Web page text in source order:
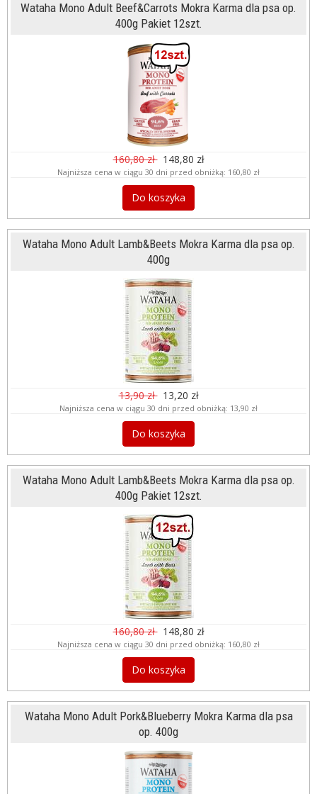
Wataha Mono Adult Beef&Carrots Mokra Karma dla psa op.
400g Pakiet 12szt.
160,80 zł 148,80 zł
Najniższa cena w ciągu 30 dni przed obniżką: 160,80 zł
Do koszyka
Wataha Mono Adult Lamb&Beets Mokra Karma dla psa op.
400g
13,90 zł 13,20 zł
Najniższa cena w ciągu 30 dni przed obniżką: 13,90 zł
Do koszyka
Wataha Mono Adult Lamb&Beets Mokra Karma dla psa op.
400g Pakiet 12szt.
160,80 zł 148,80 zł
Najniższa cena w ciągu 30 dni przed obniżką: 160,80 zł
Do koszyka
Wataha Mono Adult Pork&Blueberry Mokra Karma dla psa
op. 400g